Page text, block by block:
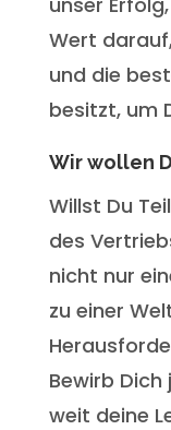
Wert
und die
besitzt, um
Wir wollen
Willst Du
des
nicht nur
zu einer
Bewirb
weit deine